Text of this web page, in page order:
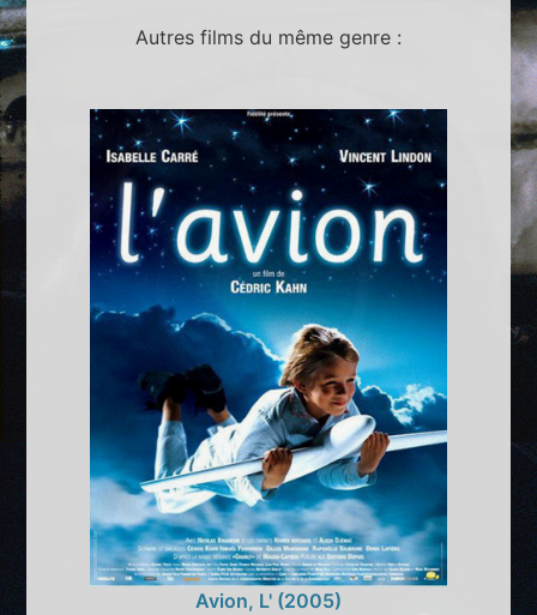
Autres films du même genre :
Avion, L' (2005)